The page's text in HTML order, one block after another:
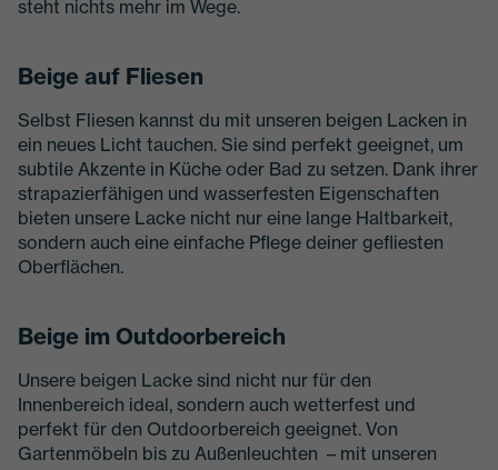
steht nichts mehr im Wege.
Beige auf Fliesen
Selbst Fliesen kannst du mit unseren beigen Lacken in
ein neues Licht tauchen. Sie sind perfekt geeignet, um
subtile Akzente in Küche oder Bad zu setzen. Dank ihrer
strapazierfähigen und wasserfesten Eigenschaften
bieten unsere Lacke nicht nur eine lange Haltbarkeit,
sondern auch eine einfache Pflege deiner gefliesten
Oberflächen.
Beige im Outdoorbereich
Unsere beigen Lacke sind nicht nur für den
Innenbereich ideal, sondern auch wetterfest und
perfekt für den Outdoorbereich geeignet. Von
Gartenmöbeln bis zu Außenleuchten – mit unseren